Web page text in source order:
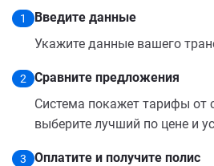
1
Введите данные
Укажите данные вашего
2
Сравните предложения
Система покажет тарифы от
выберите лучший по цене и
3
Оплатите и получите полис